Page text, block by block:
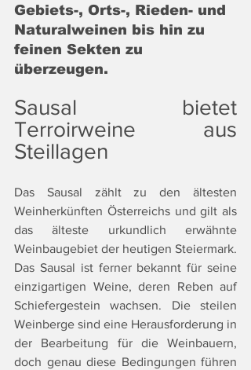
Gebiets-, Orts-, Rieden- und
Naturalweinen bis hin zu
feinen Sekten zu
überzeugen.
Sausal bietet
Terroirweine aus
Steillagen
Das Sausal zählt zu den ältesten
Weinherkünften Österreichs und gilt als
das älteste urkundlich erwähnte
Weinbaugebiet der heutigen Steiermark.
Das Sausal ist ferner bekannt für seine
einzigartigen Weine, deren Reben auf
Schiefergestein wachsen. Die steilen
Weinberge sind eine Herausforderung in
der Bearbeitung für die Weinbauern,
doch genau diese Bedingungen führen